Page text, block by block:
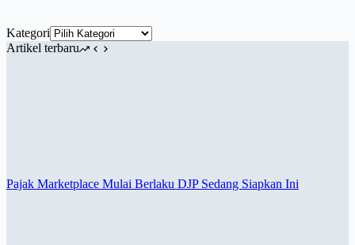
Kategori
Artikel terbaru
Pajak Marketplace Mulai Berlaku DJP Sedang Siapkan Ini